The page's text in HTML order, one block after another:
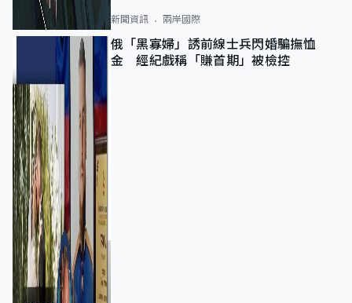
新聞資訊 兩岸國際
俄「黑寡婦」誘前線士兵閃婚騙撫恤
金 經紀戲稱「賺首期」被檢控